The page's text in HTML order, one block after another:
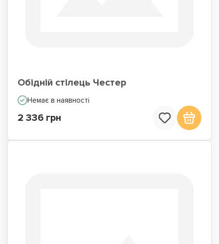
Обідній стілець Честер
Немає в наявності
2 336 грн